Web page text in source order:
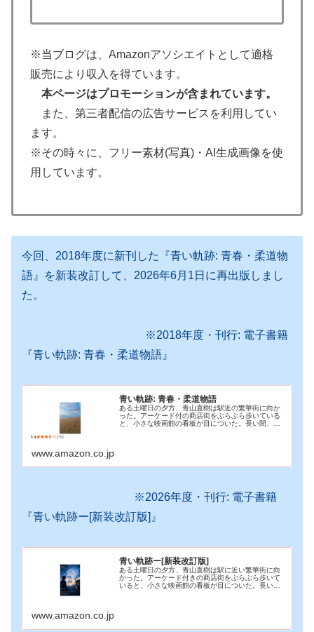
※当ブログは、Amazonアソシエイトとして適格
販売により収入を得ています。
本ページはプロモーションが含まれています。
また、第三者配信の広告サービスを利用してい
ます。
※その時々に、フリー素材(写真)・AI生成画像を使
用しています。
今回、2018年度に新刊した『青い軌跡: 青春・柔道物
語』を新装改訂して、2026年6月1日に再出版しまし
た。
※2018年度・刊行: 電子書籍
『青い軌跡: 青春・柔道物語』
青い軌跡: 青春・柔道物語
ある土曜日の夕方、青山直樹は駅近の繁華街に向か
った。アーケード付の商店街をぶらぶら歩いている
と、小さな映画館の看板が目についた。長い間、映
www.amazon.co.jp
※2026年度・刊行: 電子書籍
『青い軌跡ー[新装改訂版]』
青い軌跡ー[新装改訂版]
ある土曜日の夕方、青山直樹は駅に近い繁華街に向
かった。アーケード付きの商店街をぶらぶら歩いて
いると、小さな映画館の看板が目についた。長い
www.amazon.co.jp